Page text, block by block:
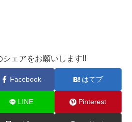
シェアをお願いします!!
Facebook はてブ
LINE Pinterest